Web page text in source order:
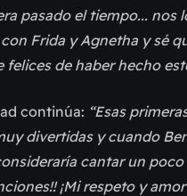
pasado el tiempo... nos
Frida y Agnetha y sé
felices de haber hecho
continúa: “Esas
divertidas y cuando
cantar un poco
¡Mi respeto y